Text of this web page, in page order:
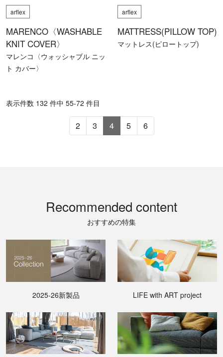
arflex
MARENCO〈WASHABLE
KNIT COVER〉
マレンコ〈ウォッシャブル ニッ
ト カバー〉
arflex
MATTRESS(PILLOW TOP)
マットレス(ピロートップ)
表⽰件数 132 件中 55-72 件目
2 3 4 5 6
Recommended content
おすすめの特集
2025-26新製品 LIFE with ART project